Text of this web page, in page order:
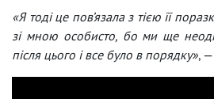
«Я тоді це пов’язала з тією її
зі мною особисто, бо ми ще
після цього і все було в порядку»,